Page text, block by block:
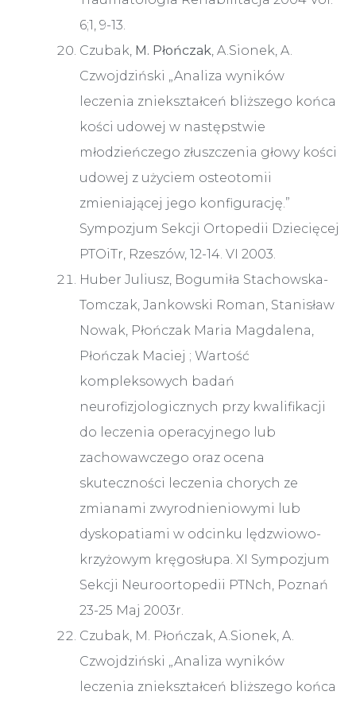
6;1, 9-13.
Czubak, M. Płończak , A.Sionek, A.
Czwojdziński „Analiza wyników
leczenia zniekształceń bliższego końca
kości udowej w następstwie
młodzieńczego złuszczenia głowy kości
udowej z użyciem osteotomii
zmieniającej jego konfigurację.”
Sympozjum Sekcji Ortopedii Dziecięcej
PTOiTr, Rzeszów, 12-14. VI 2003.
Huber Juliusz, Bogumiła Stachowska-
Tomczak, Jankowski Roman, Stanisław
Nowak, Płończak Maria Magdalena,
Płończak Maciej ; Wartość
kompleksowych badań
neurofizjologicznych przy kwalifikacji
do leczenia operacyjnego lub
zachowawczego oraz ocena
skuteczności leczenia chorych ze
zmianami zwyrodnieniowymi lub
dyskopatiami w odcinku lędzwiowo-
krzyżowym kręgosłupa. XI Sympozjum
Sekcji Neuroortopedii PTNch, Poznań
23-25 Maj 2003r.
Czubak, M. Płończak, A.Sionek, A.
Czwojdziński „Analiza wyników
leczenia zniekształceń bliższego końca